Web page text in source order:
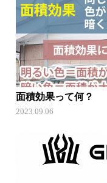
面積効果って何？
2023.09.06